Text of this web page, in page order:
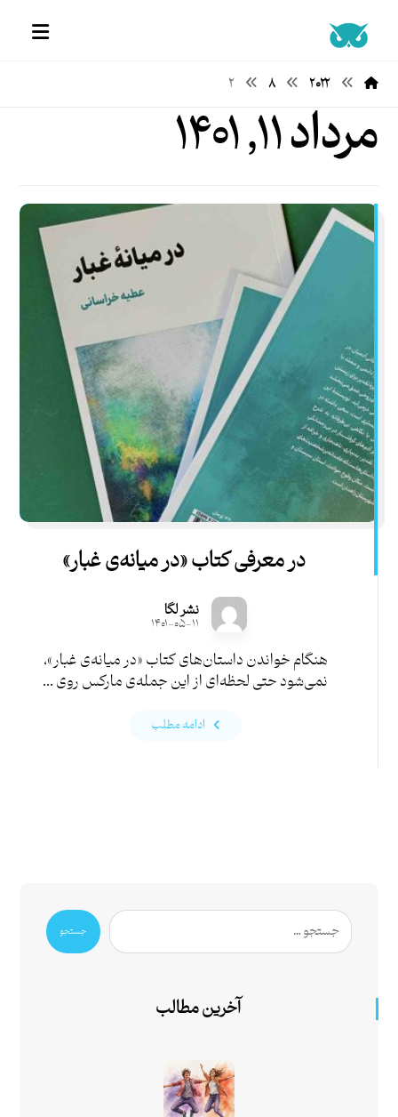
۲۰۲۲ ۸ ۲
مرداد ۱۱, ۱۴۰۱
در معرفی کتاب «در میانه‌ی غبار»
نشر لگا
۱۴۰۱-۰۵-۱۱
هنگام خواندن داستان‌های کتاب «در میانه‌ی غبار»،
نمی‌شود حتی لحظه‌ای از این جمله‌ی مارکس روی ...
ادامه مطلب
جستجو
آخرین مطالب